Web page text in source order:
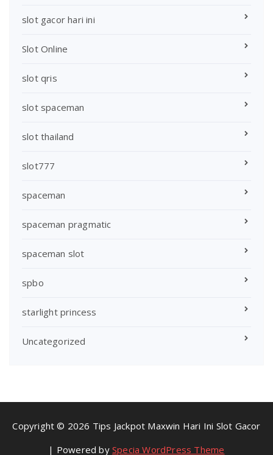
slot gacor hari ini
Slot Online
slot qris
slot spaceman
slot thailand
slot777
spaceman
spaceman pragmatic
spaceman slot
spbo
starlight princess
Uncategorized
Copyright © 2026 Tips Jackpot Maxwin Hari Ini Slot Gacor
| Powered bySpecia WordPress Theme